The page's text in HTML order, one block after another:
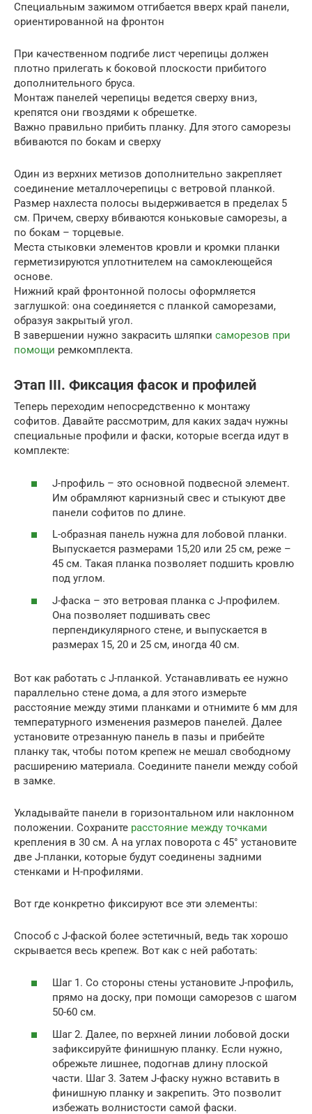
Специальным зажимом отгибается вверх край панели,
ориентированной на фронтон
При качественном подгибе лист черепицы должен
плотно прилегать к боковой плоскости прибитого
дополнительного бруса.
Монтаж панелей черепицы ведется сверху вниз,
крепятся они гвоздями к обрешетке.
Важно правильно прибить планку. Для этого саморезы
вбиваются по бокам и сверху
Один из верхних метизов дополнительно закрепляет
соединение металлочерепицы с ветровой планкой.
Размер нахлеста полосы выдерживается в пределах 5
см. Причем, сверху вбиваются коньковые саморезы, а
по бокам – торцевые.
Места стыковки элементов кровли и кромки планки
герметизируются уплотнителем на самоклеющейся
основе.
Нижний край фронтонной полосы оформляется
заглушкой: она соединяется с планкой саморезами,
образуя закрытый угол.
В завершении нужно закрасить шляпки саморезов при
помощи ремкомплекта.
Этап III. Фиксация фасок и профилей
Теперь переходим непосредственно к монтажу
софитов. Давайте рассмотрим, для каких задач нужны
специальные профили и фаски, которые всегда идут в
комплекте:
J-профиль – это основной подвесной элемент.
Им обрамляют карнизный свес и стыкуют две
панели софитов по длине.
L-образная панель нужна для лобовой планки.
Выпускается размерами 15,20 или 25 см, реже –
45 см. Такая планка позволяет подшить кровлю
под углом.
J-фаска – это ветровая планка с J-профилем.
Она позволяет подшивать свес
перпендикулярного стене, и выпускается в
размерах 15, 20 и 25 см, иногда 40 см.
Вот как работать с J-планкой. Устанавливать ее нужно
параллельно стене дома, а для этого измерьте
расстояние между этими планками и отнимите 6 мм для
температурного изменения размеров панелей. Далее
установите отрезанную панель в пазы и прибейте
планку так, чтобы потом крепеж не мешал свободному
расширению материала. Соедините панели между собой
в замке.
Укладывайте панели в горизонтальном или наклонном
положении. Сохраните расстояние между точками
крепления в 30 см. А на углах поворота с 45° установите
две J-планки, которые будут соединены задними
стенками и Н-профилями.
Вот где конкретно фиксируют все эти элементы:
Способ с J-фаской более эстетичный, ведь так хорошо
скрывается весь крепеж. Вот как с ней работать:
Шаг 1. Со стороны стены установите J-профиль,
прямо на доску, при помощи саморезов с шагом
50-60 см.
Шаг 2. Далее, по верхней линии лобовой доски
зафиксируйте финишную планку. Если нужно,
обрежьте лишнее, подогнав длину плоской
части. Шаг 3. Затем J-фаску нужно вставить в
финишную планку и закрепить. Это позволит
избежать волнистости самой фаски.